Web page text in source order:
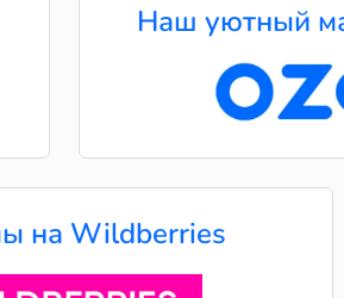
Наш уютный
на Wildberries